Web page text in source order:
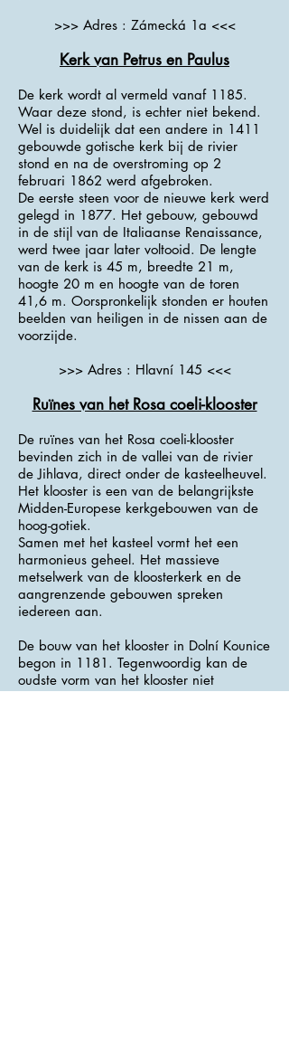
>>> Adres : Zámecká 1a <<<
Kerk van Petrus en Paulus
De kerk wordt al vermeld vanaf 1185.
Waar deze stond, is echter niet bekend.
Wel is duidelijk dat een andere in 1411
gebouwde gotische kerk bij de rivier
stond en na de overstroming op 2
februari 1862 werd afgebroken.
De eerste steen voor de nieuwe kerk werd
gelegd in 1877. Het gebouw, gebouwd
in de stijl van de Italiaanse Renaissance,
werd twee jaar later voltooid. De lengte
van de kerk is 45 m, breedte 21 m,
hoogte 20 m en hoogte van de toren
41,6 m. Oorspronkelijk stonden er houten
beelden van heiligen in de nissen aan de
voorzijde.
>>> Adres : Hlavní 145 <<<
Ruïnes van het Rosa coeli-klooster
De ruïnes van het Rosa coeli-klooster
bevinden zich in de vallei van de rivier
de Jihlava, direct onder de kasteelheuvel.
Het klooster is een van de belangrijkste
Midden-Europese kerkgebouwen van de
hoog-gotiek.
Samen met het kasteel vormt het een
harmonieus geheel. Het massieve
metselwerk van de kloosterkerk en de
aangrenzende gebouwen spreken
iedereen aan.
De bouw van het klooster in Dolní Kounice
begon in 1181. Tegenwoordig kan de
oudste vorm van het klooster niet
betrouwbaar worden gereconstrueerd. Uit